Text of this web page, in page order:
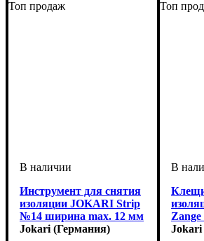
изоляции
4,0
кабеля
Топ продаж
Инструмент для снятия
изоляции JOKARI Strip
№14 ширина max. 12 мм
| 1/2“
Jokari (Германия)
Топ
Zange
AWG
Jokari